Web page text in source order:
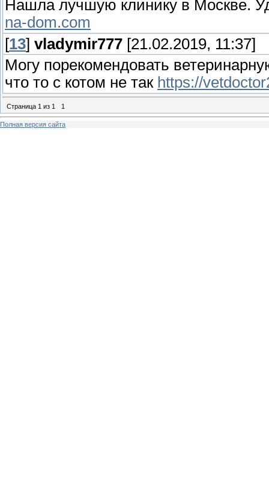
Нашла лучшую клинику в Москве.
na-dom.com
[13] vladymir777 [21.02.2019, 11:37]
Могу порекомендовать
что то с котом не так https://
Страница 1 из 1 1
Полная версия сайта